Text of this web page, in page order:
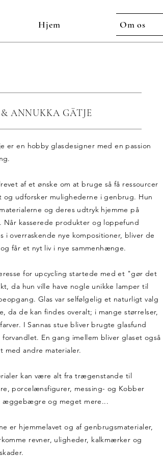
Hjem Om os
ANNUKKA GÄTJE
er en hobby glasdesigner med en passion
af et ønske om at bruge så få ressourcer
og udforsker mulighederne i genbrug. Hun
og deres udtryk hjemme på
Når kasserede produkter og loppefund
i overraskende nye kompositioner, bliver de
får et nyt liv i nye sammenhænge.
for upcycling startede med et "gør det
da hun ville have nogle unikke lamper til
Glas var selfølgelig et naturligt valg
da de kan findes overalt; i mange størrelser,
I Sannas stue bliver brugte glasfund
En gang imellem bliver glaset også
med andre materialer.
kan være alt fra trægenstande til
porcelænsfigurer, messing- og Kobber
æggebægre og meget mere...
er hjemmelavet og af genbrugsmaterialer,
revner, uligheder, kalkmærker og